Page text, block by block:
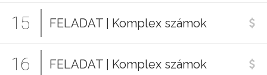
15 FELADAT | Komplex számok
16 FELADAT | Komplex számok